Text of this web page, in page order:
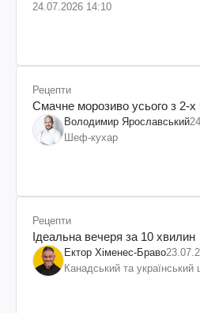
24.07.2026 14:10
Рецепти
Смачне морозиво усього з 2-х
Володимир Ярославський
Шеф-кухар
Рецепти
Ідеальна вечеря за 10 хвилин
Ектор Хіменес-Браво
Канадський та